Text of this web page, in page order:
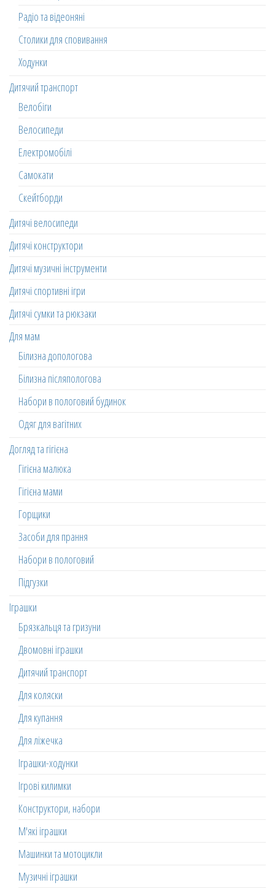
Радіо та відеоняні
Столики для сповивання
Ходунки
Дитячий транспорт
Велобіги
Велосипеди
Електромобілі
Самокати
Скейтборди
Дитячі велосипеди
Дитячі конструктори
Дитячі музичні інструменти
Дитячі спортивні ігри
Дитячі сумки та рюкзаки
Для мам
Білизна допологова
Білизна післяпологова
Набори в пологовий будинок
Одяг для вагітних
Догляд та гігієна
Гігієна малюка
Гігієна мами
Горщики
Засоби для прання
Набори в пологовий
Підгузки
Іграшки
Брязкальця та гризуни
Двомовні іграшки
Дитячий транспорт
Для коляски
Для купання
Для ліжечка
Іграшки-ходунки
Ігрові килимки
Конструктори, набори
М'які іграшки
Машинки та мотоцикли
Музичні іграшки